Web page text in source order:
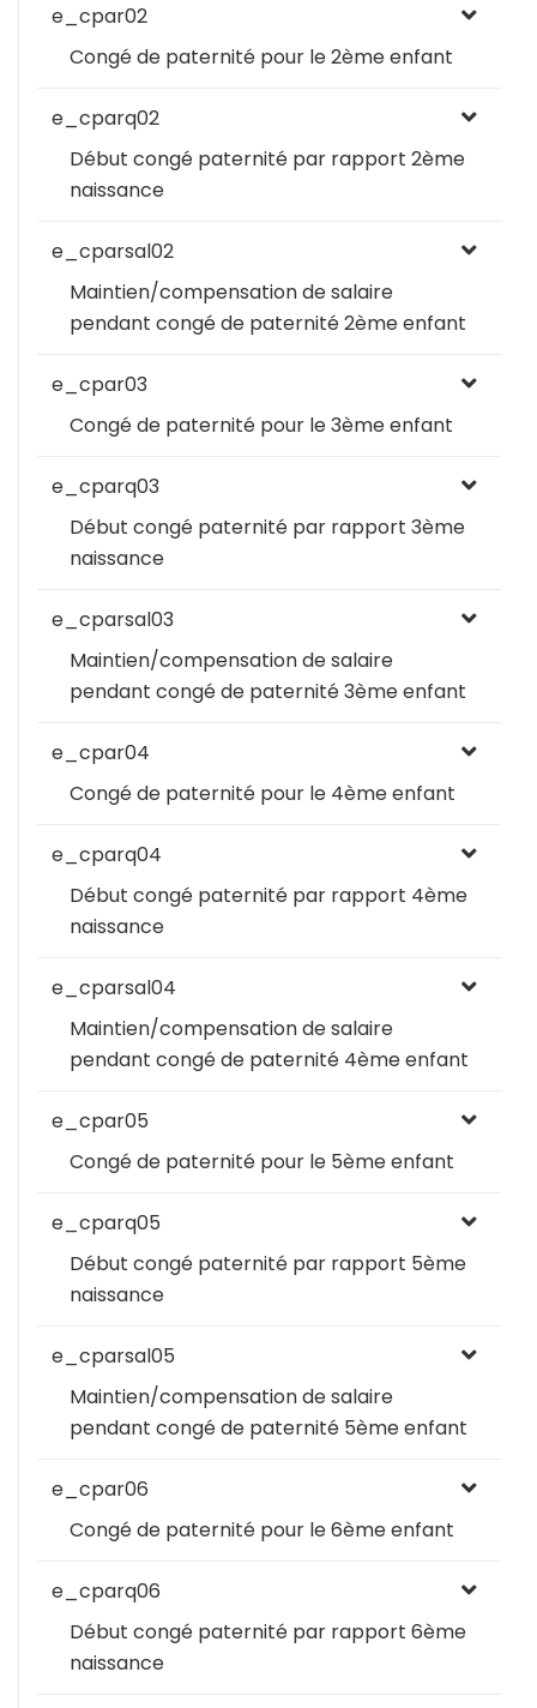
e_cpar02
Congé de paternité pour le 2ème enfant
e_cparq02
Début congé paternité par rapport 2ème
naissance
e_cparsal02
Maintien/compensation de salaire
pendant congé de paternité 2ème enfant
e_cpar03
Congé de paternité pour le 3ème enfant
e_cparq03
Début congé paternité par rapport 3ème
naissance
e_cparsal03
Maintien/compensation de salaire
pendant congé de paternité 3ème enfant
e_cpar04
Congé de paternité pour le 4ème enfant
e_cparq04
Début congé paternité par rapport 4ème
naissance
e_cparsal04
Maintien/compensation de salaire
pendant congé de paternité 4ème enfant
e_cpar05
Congé de paternité pour le 5ème enfant
e_cparq05
Début congé paternité par rapport 5ème
naissance
e_cparsal05
Maintien/compensation de salaire
pendant congé de paternité 5ème enfant
e_cpar06
Congé de paternité pour le 6ème enfant
e_cparq06
Début congé paternité par rapport 6ème
naissance